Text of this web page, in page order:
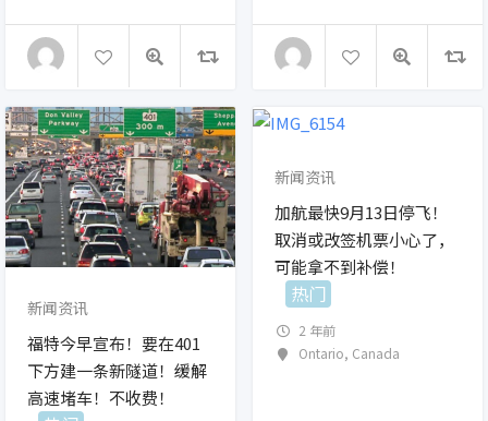
新闻资讯
福特今早宣布！要在401
下方建一条新隧道！缓解
高速堵车！不收费！
新闻资讯
加航最快9月13日停飞！
取消或改签机票小心了，
可能拿不到补偿！
热门
2 年前
Ontario, Canada